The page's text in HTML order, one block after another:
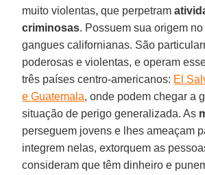
muito violentas, que perpetram
criminosas. Possuem sua origem
gangues californianas. São
poderosas e violentas, e operam
três países centro-americanos: El
e Guatemala, onde podem chegar a
situação de perigo generalizada. As
perseguem jovens e lhes ameaçam
integrem nelas, extorquem as
consideram que têm dinheiro e